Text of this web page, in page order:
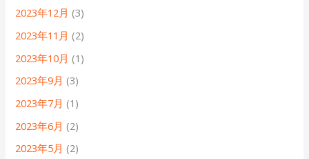
2023年12月 (3)
2023年11月 (2)
2023年10月 (1)
2023年9月 (3)
2023年7月 (1)
2023年6月 (2)
2023年5月 (2)